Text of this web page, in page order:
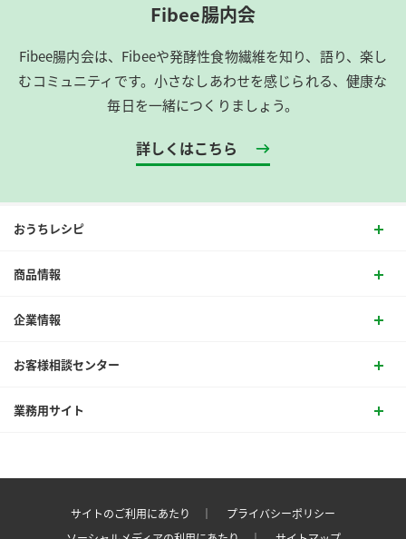
Fibee腸内会
Fibee腸内会は、​Fibeeや発酵性食物繊維を知り、語り、楽し
むコミュニティです。​小さなしあわせを感じられる、健康な
毎日を一緒につくりましょう。
詳しくはこちら
おうちレシピ
商品情報
企業情報
お客様相談センター
業務用サイト
サイトのご利用にあたり ｜
プライバシーポリシー